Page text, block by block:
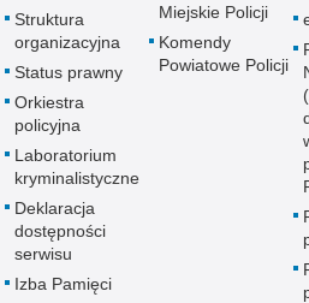
Struktura
organizacyjna
Status prawny
Orkiestra
policyjna
Laboratorium
kryminalistyczne
Deklaracja
dostępności
serwisu
Izba Pamięci
Miejskie Policji
Komendy
Powiatowe Policji